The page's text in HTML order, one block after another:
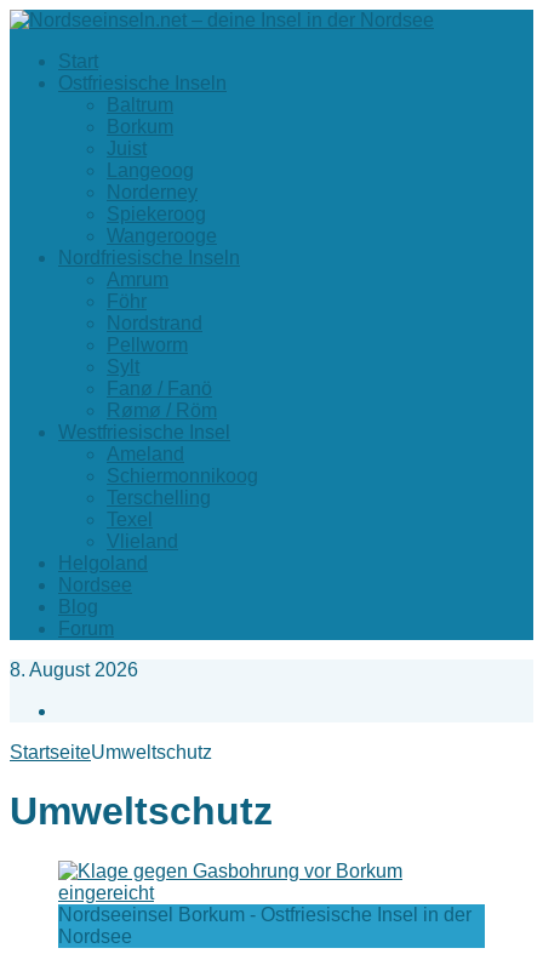
Start
Ostfriesische Inseln
Baltrum
Borkum
Juist
Langeoog
Norderney
Spiekeroog
Wangerooge
Nordfriesische Inseln
Amrum
Föhr
Nordstrand
Pellworm
Sylt
Fanø / Fanö
Rømø / Röm
Westfriesische Insel
Ameland
Schiermonnikoog
Terschelling
Texel
Vlieland
Helgoland
Nordsee
Blog
Forum
8. August 2026
StartseiteUmweltschutz
Umweltschutz
Nordseeinsel Borkum - Ostfriesische Insel in der
Nordsee